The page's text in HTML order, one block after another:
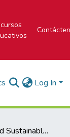
Log In
Automated and Sustainable Drip Irrigation System in Rural Nicaragua